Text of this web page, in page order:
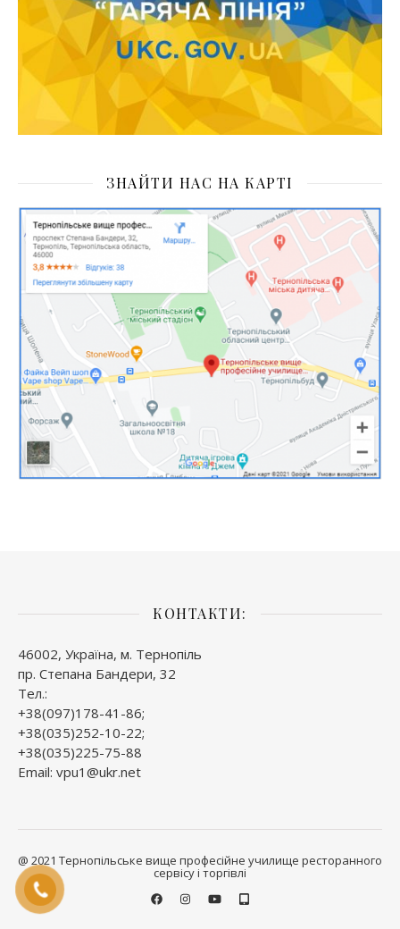
ЗНАЙТИ НАС НА КАРТІ
КОНТАКТИ:
46002, Україна, м. Тернопіль
пр. Степана Бандери, 32
Тел.:
+38(097)178-41-86;
+38(035)252-10-22;
+38(035)225-75-88
Email: vpu1@ukr.net
@ 2021 Тернопільське вище професійне училище ресторанного
сервісу і торгівлі